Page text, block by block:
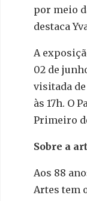
por meio
destaca
A
02 de
visitada
às 17h. O
Primeiro
Sobre a
Aos 88
Artes tem